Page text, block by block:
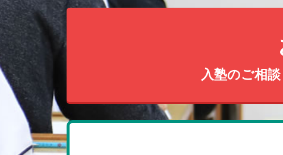
入塾のご相